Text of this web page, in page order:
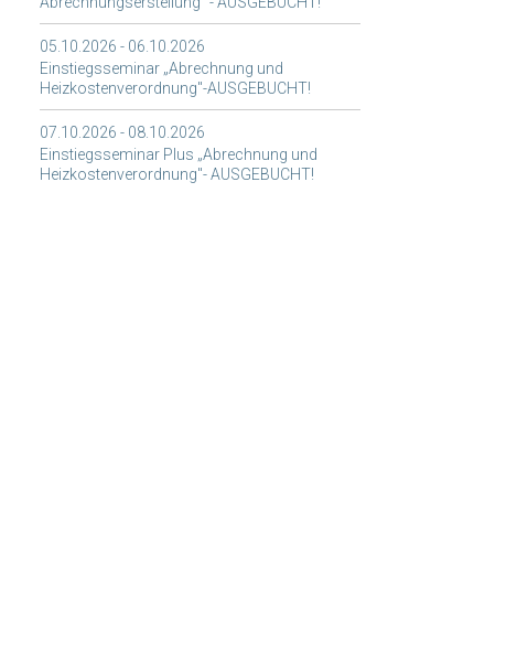
05.10.2026 - 06.10.2026
Einstiegsseminar „Abrechnung und
Heizkostenverordnung"-AUSGEBUCHT!
07.10.2026 - 08.10.2026
Einstiegsseminar Plus „Abrechnung und
Heizkostenverordnung"- AUSGEBUCHT!